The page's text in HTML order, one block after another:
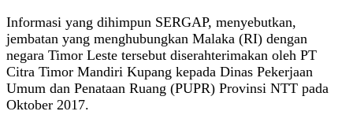
Informasi yang dihimpun SERGAP, menyebutkan,
jembatan yang menghubungkan Malaka (RI) dengan
negara Timor Leste tersebut diserahterimakan oleh PT
Citra Timor Mandiri Kupang kepada Dinas Pekerjaan
Umum dan Penataan Ruang (PUPR) Provinsi NTT pada
Oktober 2017.